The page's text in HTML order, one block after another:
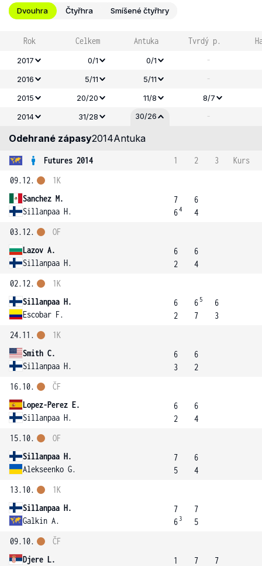
Dvouhra Čtyřhra Smíšené čtyřhry
Rok Celkem Antuka Tvrdý p.
2017 0/1 0/1 -
2016 5/11 5/11 -
2015 20/20 11/8
8/7
2014
31/28 30/26 -
Odehrané zápasy2014Antuka
Futures 2014 1 2 3
Kurs
09.12.
Sanchez M.
Sillanpaa H.
1K
7
64
6
4
03.12.
Lazov A.
Sillanpaa H.
OF
6
2
6
4
02.12.
Sillanpaa H.
Escobar F.
1K
6
2
6 5
7
6
3
24.11.
Smith C.
Sillanpaa H.
1K
6
3
6
2
16.10.
Lopez-Perez E.
Sillanpaa H.
ČF
6
2
6
4
15.10.
Sillanpaa H.
Alekseenko G.
OF
7
5
6
4
13.10.
Sillanpaa H.
Galkin A.
1K
7
6 3
7
5
09.10.
Djere L.
ČF
1
7
7